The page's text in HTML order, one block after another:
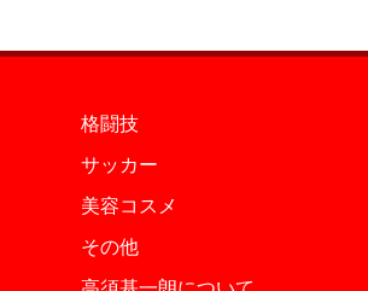
格闘技
サッカー
美容コスメ
その他